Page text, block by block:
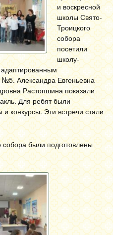
и воскресной
школы Свято-
Троицкого
собора
посетили
школу-
№5. Александра Евгеньевна
Растопшина показали
Для ребят были
конкурсы. Эти встречи стали
были подготовлены